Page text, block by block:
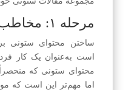
مرحله ۱: مخاطب خود را درک کنید.
ساختن محتوای ستونی
است به‌عنوان یک کار
محتوای ستونی که
اما مهم‌تر این است که